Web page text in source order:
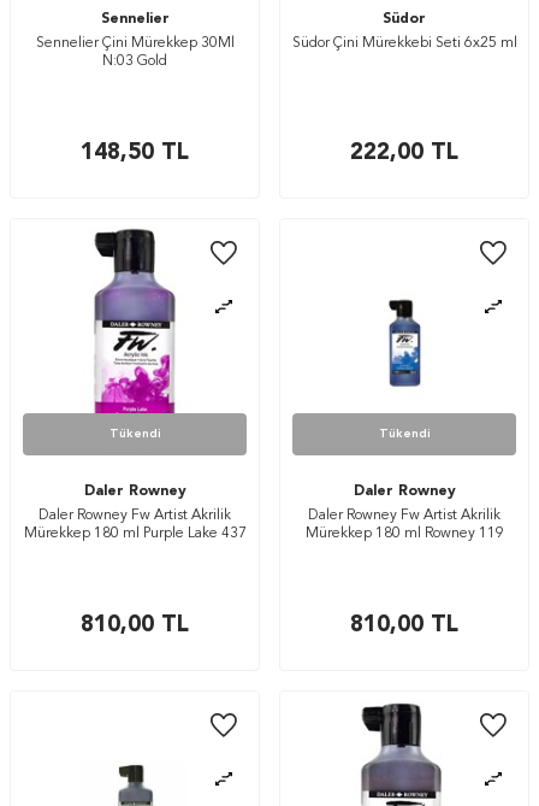
Sennelier
Sennelier Çini Mürekkep 30Ml
N:03 Gold
148,50 TL
Südor
Südor Çini Mürekkebi Seti 6x25 ml
222,00 TL
Tükendi
Daler Rowney
Daler Rowney Fw Artist Akrilik
Mürekkep 180 ml Purple Lake 437
810,00 TL
Tükendi
Daler Rowney
Daler Rowney Fw Artist Akrilik
Mürekkep 180 ml Rowney 119
810,00 TL